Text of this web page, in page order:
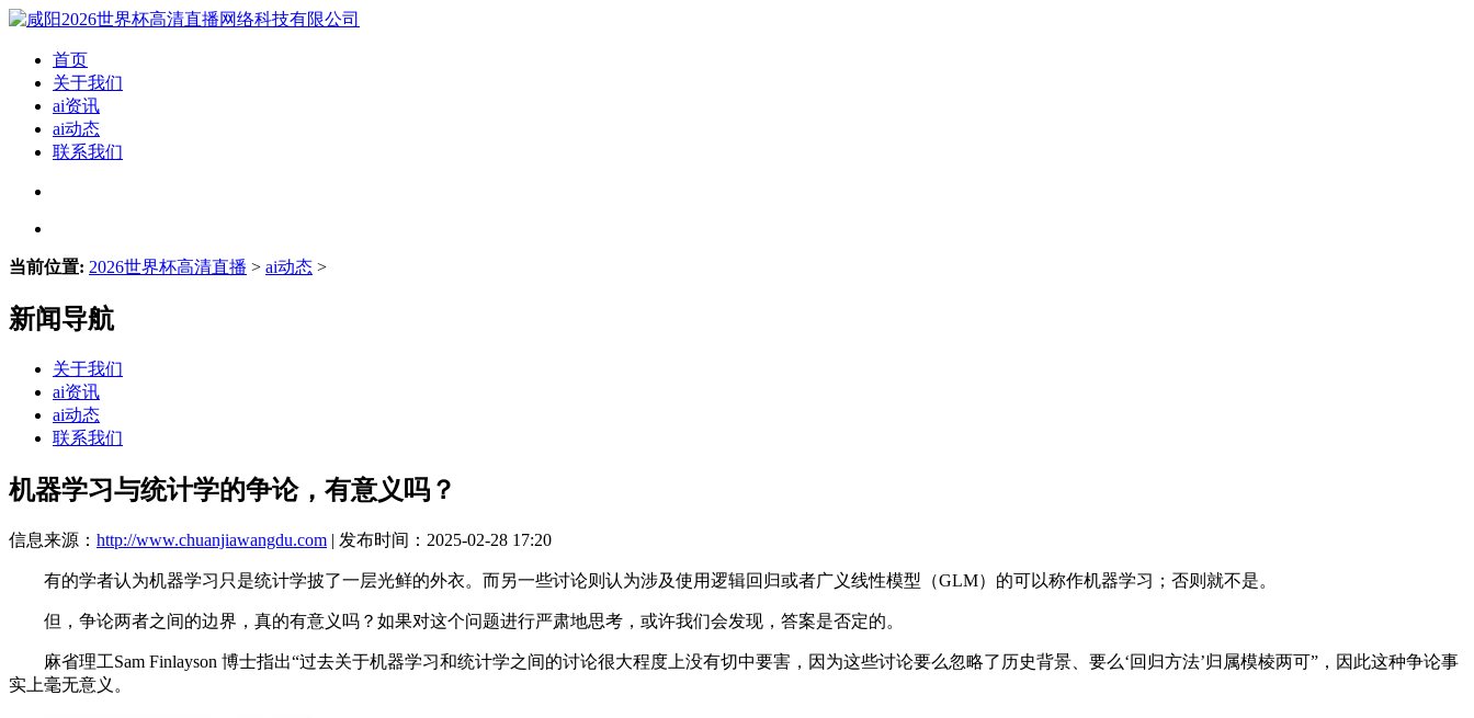
首页
关于我们
ai资讯
ai动态
联系我们
当前位置: 2026世界杯高清直播 > ai动态 >
新闻导航
关于我们
ai资讯
ai动态
联系我们
机器学习与统计学的争论，有意义吗？
信息来源： http://www.chuanjiawangdu.com | 发布时间：2025-02-28 17:20
有的学者认为机器学习只是统计学披了一层光鲜的外衣。而另一些讨论则认为涉及使用逻辑回归或者广义线性模型（GLM）的可以称作机器学习；否则就不是。
但，争论两者之间的边界，真的有意义吗？如果对这个问题进行严肃地思考，或许我们会发现，答案是否定的。
麻省理工Sam Finlayson 博士指出“过去关于机器学习和统计学之间的讨论很大程度上没有切中要害，因为这些讨论要么忽略了历史背景、要么‘回归方法’归属模棱两可”，因此这种争论事
实上毫无意义。